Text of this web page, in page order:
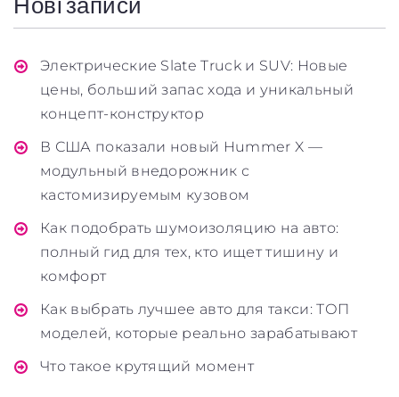
Нові записи
Электрические Slate Truck и SUV: Новые
цены, больший запас хода и уникальный
концепт-конструктор
В США показали новый Hummer X —
модульный внедорожник с
кастомизируемым кузовом
Как подобрать шумоизоляцию на авто:
полный гид для тех, кто ищет тишину и
комфорт
Как выбрать лучшее авто для такси: ТОП
моделей, которые реально зарабатывают
Что такое крутящий момент
Стаття